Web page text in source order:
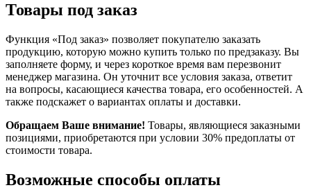
Товары под заказ
Функция «Под заказ» позволяет покупателю заказать
продукцию, которую можно купить только по предзаказу. Вы
заполняете форму, и через короткое время вам перезвонит
менеджер магазина. Он уточнит все условия заказа, ответит
на вопросы, касающиеся качества товара, его особенностей. А
также подскажет о вариантах оплаты и доставки.
Обращаем Ваше внимание! Товары, являющиеся заказными
позициями, приобретаются при условии 30% предоплаты от
стоимости товара.
Возможные способы оплаты